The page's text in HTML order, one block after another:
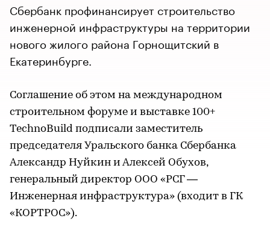
Сбербанк профинансирует строительство
инженерной инфраструктуры на территории
нового жилого района Горнощитский в
Екатеринбурге.
Соглашение об этом на международном
строительном форуме и выставке 100+
TechnoBuild подписали заместитель
председателя Уральского банка Сбербанка
Александр Нуйкин и Алексей Обухов,
генеральный директор ООО «РСГ —
Инженерная инфраструктура» (входит в ГК
«КОРТРОС»).